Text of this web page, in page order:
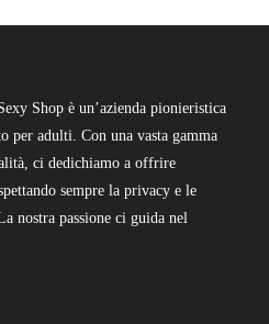
Shop è un’azienda pionieristica
per adulti. Con una vasta gamma
ci dedichiamo a offrire
sempre la privacy e le
nostra passione ci guida nel